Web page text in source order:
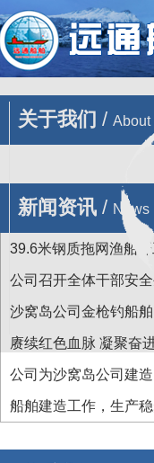
您的位置 : 首页/产品 /
关于我们 / About
新闻资讯 / News
39.6米钢质拖网渔船
公司召开全体干部安
线
沙窝岛公司金枪钓船
赓续红色血脉 凝聚奋
主题活动
公司为沙窝岛公司建
日下坞。
船舶建造工作，生产